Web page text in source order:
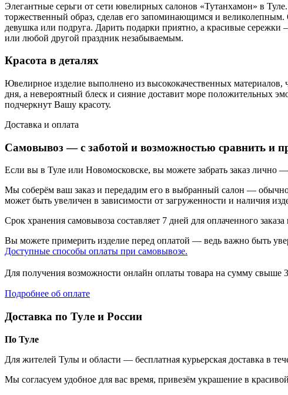
Элегантные серьги от сети ювелирных салонов «Тутанхамон» в
торжественный образ, сделав его запоминающимся и
девушка или подруга. Дарить подарки приятно, а красивые
или любой другой праздник незабываемым.
Красота в деталях
Ювелирное изделие выполнено из высококачественных материалов,
дня, а невероятный блеск и сияние доставит море положительных
подчеркнут Вашу красоту.
Доставка и оплата
Самовывоз — с заботой и возможностью сравнить и
Если вы в Туле или Новомосковске, вы можете забрать заказ лично
Мы соберём ваш заказ и передадим его в выбранный салон —
может быть увеличен в зависимости от загруженности и наличия
Срок хранения самовывоза составляет 7 дней для оплаченного заказа
Вы можете примерить изделие перед оплатой — ведь важно быть
Доступные способы оплаты при самовывозе.
Для получения возможности онлайн оплаты товара на сумму свыше
Подробнее об оплате
Доставка по Туле и России
По Туле
Для жителей Тулы и области — бесплатная курьерская доставка в
Мы согласуем удобное для вас время, привезём украшение в